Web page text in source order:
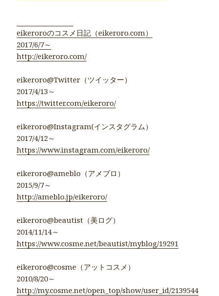
eikeroroのコスメ日記（eikeroro.com）
2017/6/7～
http://eikeroro.com/
eikeroro@Twitter（ツイッター）
2017/4/13～
https://twitter.com/eikeroro/
eikeroro@Instagram(インスタグラム）
2017/4/12～
https://www.instagram.com/eikeroro/
eikeroro@ameblo（アメブロ）
2015/9/7～
http://ameblo.jp/eikeroro/
eikeroro@beautist（美ログ）
2014/11/14～
https://www.cosme.net/beautist/myblog/19291
eikeroro@cosme（アットコスメ）
2010/8/20～
http://my.cosme.net/open_top/show/user_id/2139544